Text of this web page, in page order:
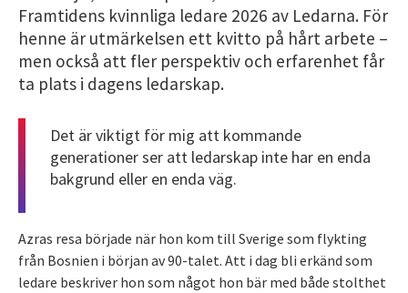
Framtidens kvinnliga ledare 2026 av Ledarna. För
henne är utmärkelsen ett kvitto på hårt arbete –
men också att fler perspektiv och erfarenhet får
ta plats i dagens ledarskap.
Det är viktigt för mig att kommande
generationer ser att ledarskap inte har en enda
bakgrund eller en enda väg.
Azras resa började när hon kom till Sverige som flykting
från Bosnien i början av 90-talet. Att i dag bli erkänd som
ledare beskriver hon som något hon bär med både stolthet